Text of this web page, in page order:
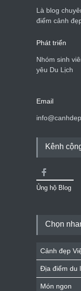
Là blog
điểm cảnh
Phát triển
Nhóm sinh
yêu Du Lịch
Email
Kênh
Ủng hộ Blog
Chọn
Cảnh đẹp
Địa điểm du
Món ngon